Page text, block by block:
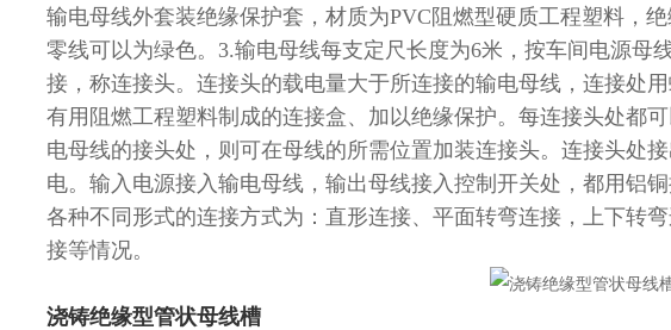
输电母线外套装绝缘保护套，材质为PVC 阻燃型硬质工程塑料，
零线可以为绿色。 3.输电母线每支定尺长度为6米，按车间电源母
接，称连接头。连接头的载电量大于所连接的输电母线，连接处
有用阻燃工程塑料制成的连接盒、加以绝缘保护。每连接头处都
电母线的接头处，则可在母线的所需位置加装连接头。连接头处
电。输入电源接入输电母线，输出母线接入控制开关处，都用铝铜
各种不同形式的连接方式为：直形连接、平面转弯连接，上下转
接等情况。
浇铸绝缘型管状母线槽